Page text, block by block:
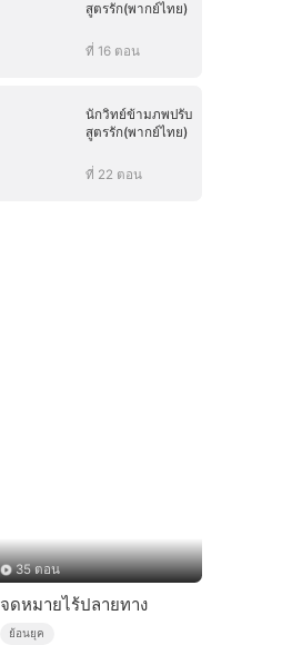
สูตรรัก(พากย์ไทย)
ที่ 16 ตอน
นักวิทย์ข้ามภพปรับ
สูตรรัก(พากย์ไทย)
ที่ 22 ตอน
35 ตอน
จดหมายไร้ปลายทาง
ย้อนยุค